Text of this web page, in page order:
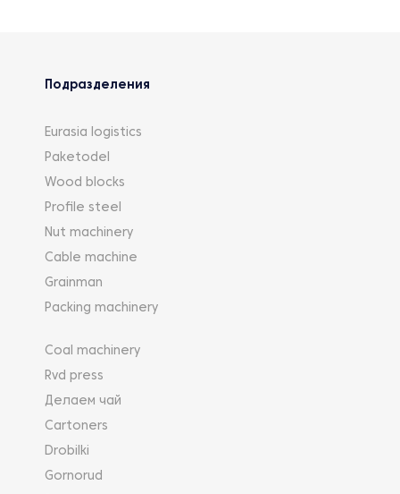
Подразделения
Eurasia logistics
Paketodel
Wood blocks
Profile steel
Nut machinery
Cable machine
Grainman
Packing machinery
Coal machinery
Rvd press
Делаем чай
Cartoners
Drobilki
Gornorud